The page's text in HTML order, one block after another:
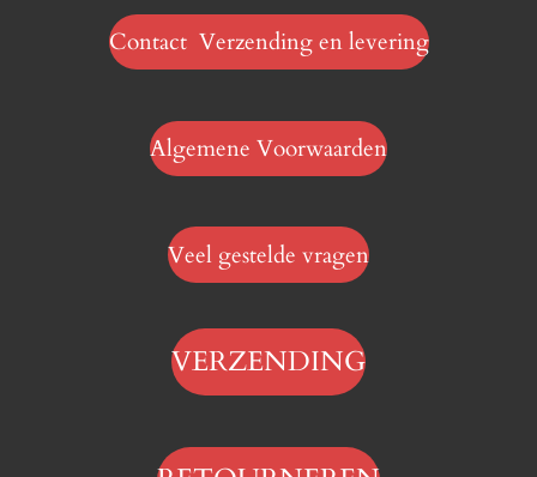
Contact Verzending en levering
Algemene Voorwaarden
Veel gestelde vragen
VERZENDING